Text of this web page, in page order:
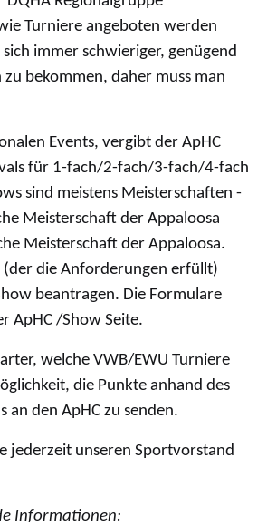
Turniere angeboten werden
sich immer schwieriger, genügend
bekommen, daher muss man
Events, vergibt der ApHC
für 1-fach/2-fach/3-fach/4-fach
sind meistens Meisterschaften -
Meisterschaft der Appaloosa
Meisterschaft der Appaloosa.
(der die Anforderungen erfüllt)
beantragen. Die Formulare
ApHC /Show Seite.
welche VWB/EWU Turniere
die Punkte anhand des
an den ApHC zu senden.
jederzeit unseren Sportvorstand
Informationen: